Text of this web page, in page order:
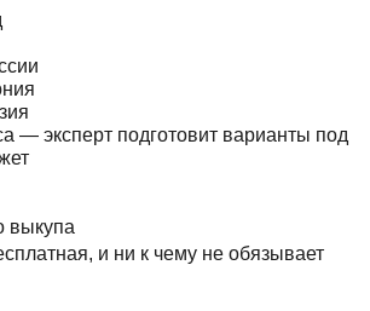
— эксперт подготовит варианты под
выкупа
и ни к чему не обязывает